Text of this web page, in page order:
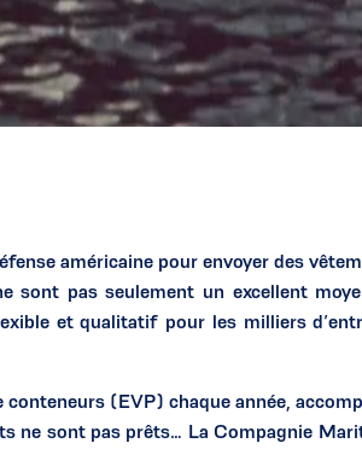
américaine pour envoyer des
pas seulement un excellent
et qualitatif pour les milliers
(EVP) chaque année,
ne sont pas prêts… La Compagnie